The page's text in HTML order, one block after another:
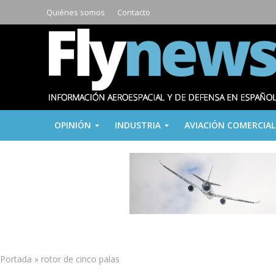
Quiénes somos Contacto
OPINIÓN INDUSTRIA AVIACIÓN COMERCIAL
Portada » rotor de cinco palas